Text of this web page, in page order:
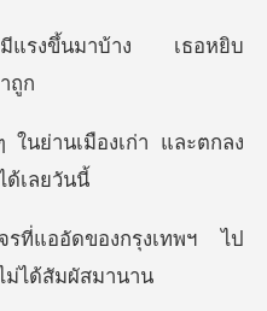
มีแรงขึ้นมาบ้าง เธอหยิบ
ในย่านเมืองเก่า และตกลง
ออัดของกรุงเทพฯ ไป